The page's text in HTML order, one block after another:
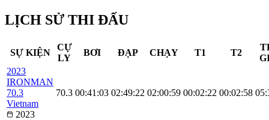
LỊCH SỬ THI ĐẤU
SỰ KIỆN
CỰ
LY
BƠI ĐẠP CHẠY T1 T2
2023
IRONMAN
70.3
Vietnam
2023
70.3 00:41:03 02:49:22 02:00:59 00:02:22 00:02:58